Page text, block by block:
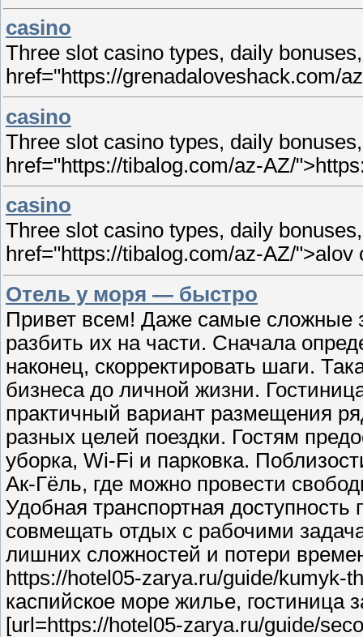
casino
Three slot casino types, daily
href="https://grenadaloveshack.com/
casino
Three slot casino types, daily
href="https://tibalog.com/az-AZ/
casino
Three slot casino types, daily
href="https://tibalog.com/az-AZ/">alov
Отель у моря — быстро
Привет всем! Даже самые сложные
разбить их на части. Сначала
наконец, скорректировать шаги.
бизнеса до личной жизни.
практичный вариант размещения
разных целей поездки. Гостям
уборка, Wi-Fi и парковка.
Ак-Гёль, где можно провести
Удобная транспортная доступность
совмещать отдых с рабочими
лишних сложностей и потери
https://hotel05-zarya.ru/guide/kumyk-
каспийское море жилье, гостиница
[url=https://hotel05-zarya.ru/guide/